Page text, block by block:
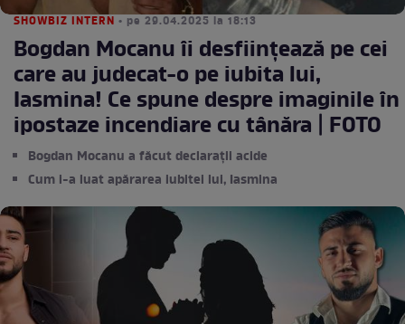
SHOWBIZ INTERN • pe 29.04.2025 la 18:13
Bogdan Mocanu îi desființează pe cei
care au judecat-o pe iubita lui,
Iasmina! Ce spune despre imaginile în
ipostaze incendiare cu tânăra | FOTO
Bogdan Mocanu a făcut declarații acide
Cum i-a luat apărarea iubitei lui, Iasmina